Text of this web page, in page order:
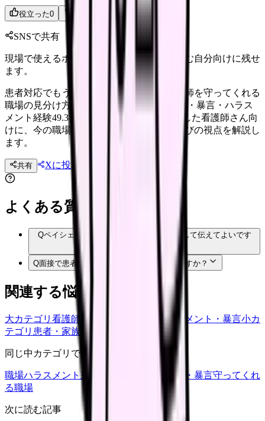
役立った0 参考になった 0
SNSで共有
現場で使えるポイントを、同僚やあとで読む自分向けに残せ
ます。
患者対応でもう限界かもと思ったら。看護師を守ってくれる
職場の見分け方 日本看護協会調査では暴力・暴言・ハラス
メント経験49.3％。患者・家族対応に疲弊した看護師さん向
けに、今の職場で確認すべきことと職場選びの視点を解説し
ます。
共有 Xに投稿
よくある質問
Qペイシェントハラスメントは転職理由として伝えてよいです
Q面接で患者対応リスクをどう聞けばよいですか？
関連する悩みカテゴリ
大カテゴリ 看護師の悩み ハラスメント・暴言小カ
テゴリ 患者・家族対応
同じ中カテゴリで見る
職場ハラスメント患者・家族対応 カスハラ・暴言守ってくれ
る職場
次に読む記事